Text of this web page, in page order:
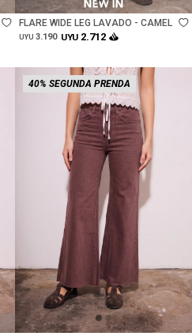
FLARE WIDE LEG LAVADO - CAMEL
UYU 3.190 UYU 2.712
40% SEGUNDA PRENDA
Talle